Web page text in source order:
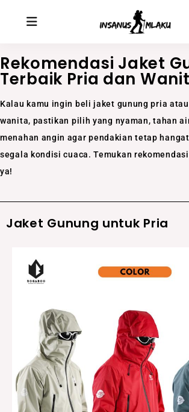
Rekomendasi Jaket
Terbaik​ Pria dan
Kalau kamu ingin beli jaket gunung pria
wanita, pastikan pilih yang nyaman, tahan
menahan angin agar pendakian tetap
segala kondisi cuaca. Temukan
ya!
Jaket Gunung untuk Pria